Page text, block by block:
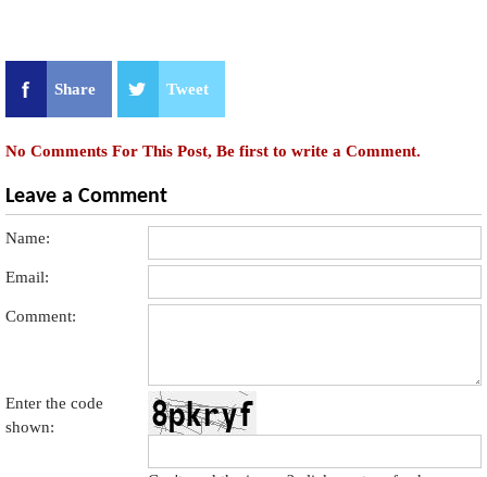
Share Tweet
No Comments For This Post, Be first to write a Comment.
Leave a Comment
Name:
Email:
Comment:
Enter the code
shown: